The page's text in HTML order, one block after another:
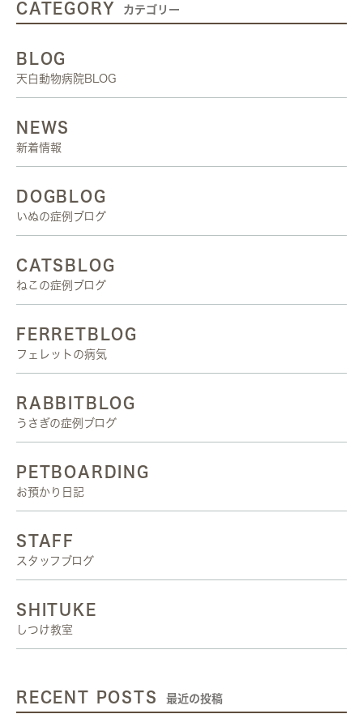
CATEGORY カテゴリー
BLOG
天白動物病院BLOG
NEWS
新着情報
DOGBLOG
いぬの症例ブログ
CATSBLOG
ねこの症例ブログ
FERRETBLOG
フェレットの病気
RABBITBLOG
うさぎの症例ブログ
PETBOARDING
お預かり日記
STAFF
スタッフブログ
SHITUKE
しつけ教室
RECENT POSTS 最近の投稿